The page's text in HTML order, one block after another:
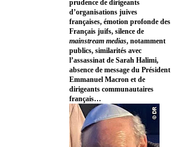
prudence de dirigeants
d’organisations juives
françaises, émotion profonde des
Français juifs, silence de
mainstream medias, notamment
publics, similarités avec
l’assassinat de Sarah Halimi,
absence de message du Président
Emmanuel Macron et de
dirigeants communautaires
français…